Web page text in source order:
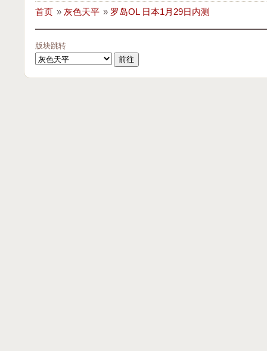
首页 » 灰色天平 » 罗岛OL 日本1月29日内测
版块跳转